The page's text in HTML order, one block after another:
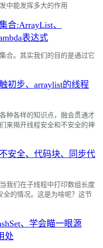
中能发挥多大的作用
合:ArrayList、
表达式
合。其实我们的目的是通过它
初步、arraylist的线程
种各样的知识点，融会贯通才
来揭开线程安全和不安全的神
安全、代码块、同步代
我们在子线程中打印数组长度
全的情况。这是为啥呢？这节
、学会瞄一眼源
处